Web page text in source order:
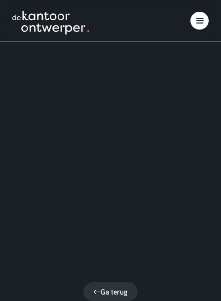
Interieuradvies
Inspiratie opdoen
Ga terug